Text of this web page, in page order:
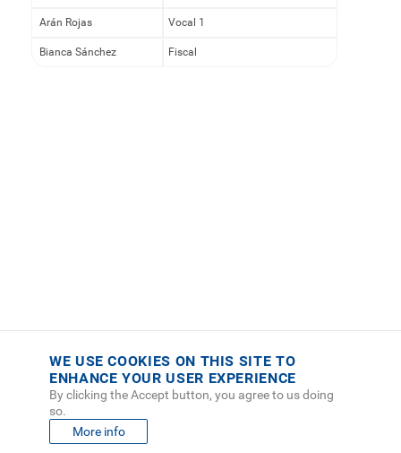
Arán Rojas Vocal 1
Bianca Sánchez Fiscal
WE USE COOKIES ON THIS SITE TO
ENHANCE YOUR USER EXPERIENCE
By clicking the Accept button, you agree to us doing
so.
More info